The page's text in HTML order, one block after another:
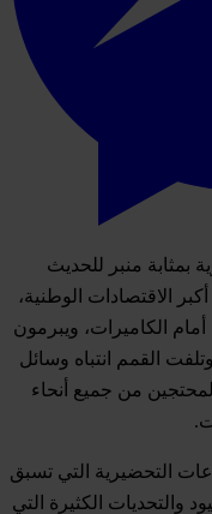
بمثابة منبر للحديث
العالم. يجتمع قادة 19 من أكبر الاقتصادات الوطنية،
أمام الكاميرات، ويبرمون
القمم انتباه وسائل
من جميع أنحاء
التحضيرية التي تسبق
والتحديات الكثيرة التي